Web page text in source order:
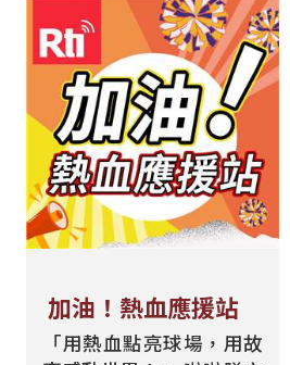
加油！熱血應援站
「用熱血點亮球場，用故